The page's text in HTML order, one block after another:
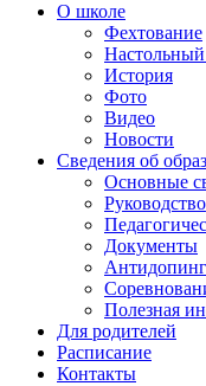
О школе
Фехтование
История
Фото
Видео
Новости
Сведения об
Основные
Руководство
Документы
Антидопинг
Полезная
Для родителей
Расписание
Контакты